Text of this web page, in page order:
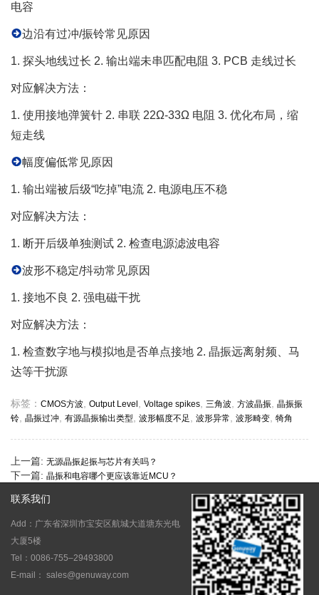
电容
边沿有过冲/振铃常见原因
1. 探头地线过长 2. 输出端未串匹配电阻 3. PCB 走线过长
对应解决方法：
1. 使用接地弹簧针 2. 串联 22Ω-33Ω 电阻 3. 优化布局，缩
短走线
幅度偏低常见原因
1. 输出端被后级“吃掉”电流 2. 电源电压不稳
对应解决方法：
1. 断开后级单独测试 2. 检查电源滤波电容
波形不稳定/抖动常见原因
1. 接地不良 2. 强电磁干扰
对应解决方法：
1. 检查数字地与模拟地是否单点接地 2. 晶振远离射频、马
达等干扰源
标签： CMOS方波, Output Level , Voltage spikes, 三角波, 方波晶振, 晶振振
铃, 晶振过冲, 有源晶振输出类型, 波形幅度不足 , 波形异常, 波形畸变, 犄角
上一篇: 无源晶振起振与芯片有关吗？
下一篇: 晶振和电容哪个更应该靠近MCU？
联系我们
Add：广东省深圳市宝安区航城大道塘东光电
大厦5楼
Tel：0086-755–29493800
E-mail： sales@genuway.com